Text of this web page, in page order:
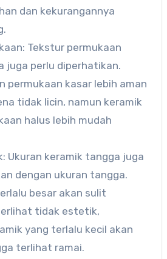
dan kekurangannya
Tekstur permukaan
juga perlu diperhatikan.
permukaan kasar lebih aman
tidak licin, namun keramik
halus lebih mudah
Ukuran keramik tangga juga
dengan ukuran tangga.
besar akan sulit
tidak estetik,
yang terlalu kecil akan
terlihat ramai.